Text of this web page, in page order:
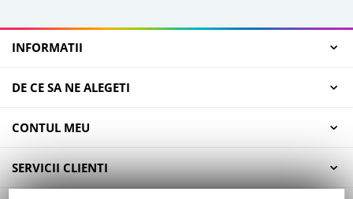
INFORMATII
DE CE SA NE ALEGETI
CONTUL MEU
SERVICII CLIENTI